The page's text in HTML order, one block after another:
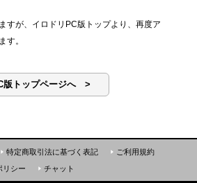
すが、イロドリPC版トップより、再度ア
す。
版トップページへ >
特定商取引法に基づく表記
ご利用規約
リシー チャット